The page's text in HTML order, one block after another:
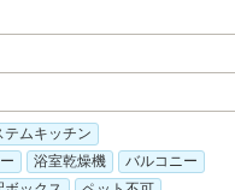
テムキッチン
浴室乾燥機
バルコニー